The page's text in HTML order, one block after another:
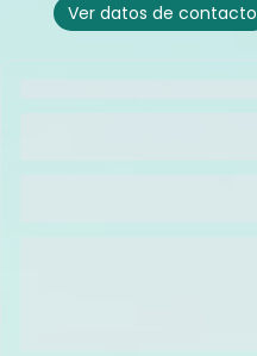
Ver datos de contacto